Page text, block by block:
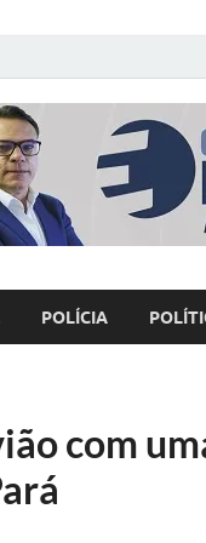
os dias
POLÍCIA
com